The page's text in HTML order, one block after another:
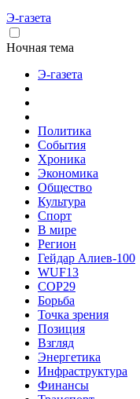
Э-газета
Ночная тема
Э-газета
Политика
События
Хроника
Экономика
Общество
Культура
Спорт
В мире
Регион
Гейдар Алиев-100
WUF13
COP29
Борьба
Точка зрения
Позиция
Взгляд
Энергетика
Инфраструктура
Финансы